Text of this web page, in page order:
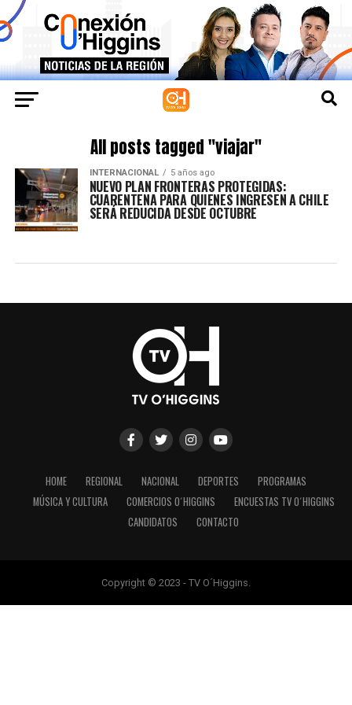
All posts tagged "viajar"
INTERNACIONAL 5 años ago
NUEVO PLAN FRONTERAS PROTEGIDAS:
CUARENTENA PARA QUIENES INGRESEN A CHILE
SERÁ REDUCIDA DESDE OCTUBRE
HOME REGIONAL NACIONAL DEPORTES
PROGRAMAS
MÚSICA Y CULTURA
COMERCIOS O´HIGGINS
ENCUESTAS TV O´HIGGINS
CANDIDATOS
CONTACTO
Copyright © 2023 - TV O´Higgins.